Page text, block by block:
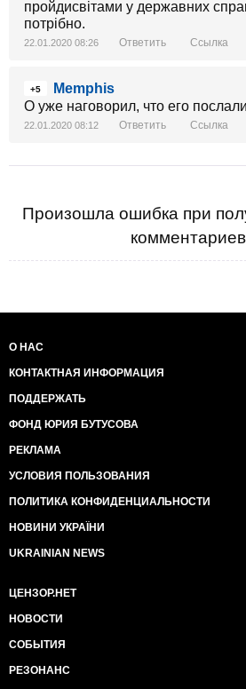
пройдисвітами у державних
потрібно.
22.01.2020 08:26 Ответить Ссылка
+5
Memphis
О уже наговорил, что его
22.01.2020 08:12 Ответить Ссылка
Произошла ошибка при
О НАС
КОНТАКТНАЯ ИНФОРМАЦИЯ
ПОДДЕРЖАТЬ
ФОНД ЮРИЯ БУТУСОВА
РЕКЛАМА
УСЛОВИЯ ПОЛЬЗОВАНИЯ
ПОЛИТИКА КОНФИДЕНЦИАЛЬНОСТИ
НОВИНИ УКРАЇНИ
UKRAINIAN NEWS
ЦЕНЗОР.НЕТ
НОВОСТИ
СОБЫТИЯ
РЕЗОНАНС